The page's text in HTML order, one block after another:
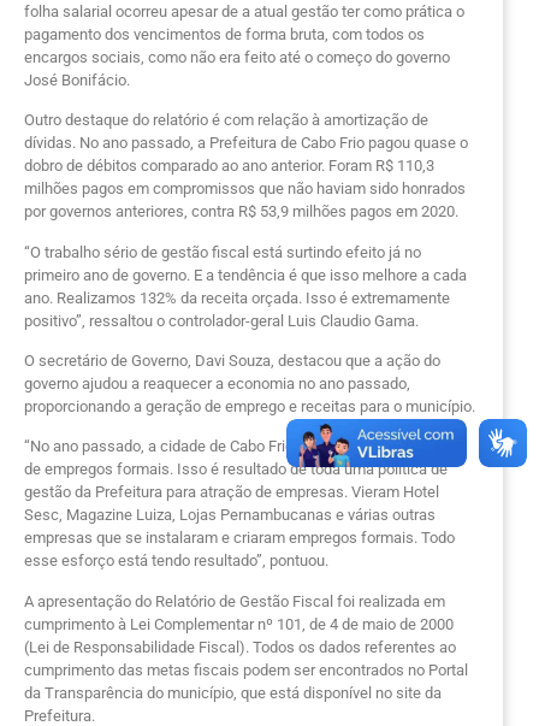
folha salarial ocorreu apesar de a atual gestão ter como prática o
pagamento dos vencimentos de forma bruta, com todos os
encargos sociais, como não era feito até o começo do governo
José Bonifácio.
Outro destaque do relatório é com relação à amortização de
dívidas. No ano passado, a Prefeitura de Cabo Frio pagou quase o
dobro de débitos comparado ao ano anterior. Foram R$ 110,3
milhões pagos em compromissos que não haviam sido honrados
por governos anteriores, contra R$ 53,9 milhões pagos em 2020.
“O trabalho sério de gestão fiscal está surtindo efeito já no
primeiro ano de governo. E a tendência é que isso melhore a cada
ano. Realizamos 132% da receita orçada. Isso é extremamente
positivo”, ressaltou o controlador-geral Luis Claudio Gama.
O secretário de Governo, Davi Souza, destacou que a ação do
governo ajudou a reaquecer a economia no ano passado,
proporcionando a geração de emprego e receitas para o município.
“No ano passado, a cidade de Cabo Frio criou 2.444 novas vagas
de empregos formais. Isso é resultado de toda uma política de
gestão da Prefeitura para atração de empresas. Vieram Hotel
Sesc, Magazine Luiza, Lojas Pernambucanas e várias outras
empresas que se instalaram e criaram empregos formais. Todo
esse esforço está tendo resultado”, pontuou.
A apresentação do Relatório de Gestão Fiscal foi realizada em
cumprimento à Lei Complementar nº 101, de 4 de maio de 2000
(Lei de Responsabilidade Fiscal). Todos os dados referentes ao
cumprimento das metas fiscais podem ser encontrados no Portal
da Transparência do município, que está disponível no site da
Prefeitura.